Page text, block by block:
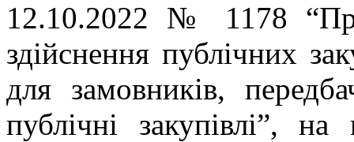
12.10.2022 № 1178
здійснення публічних
для замовників,
публічні закупівлі”,